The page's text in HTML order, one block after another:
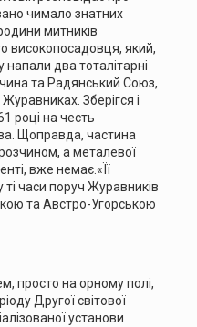
чимало знатних
митників
високопосадовця, який,
два тоталітарні
та Радянський Союз,
Зберігся і
році на честь
Щоправда, частина
а металевої
вже немає.«Її
часи поруч Журавників
та Австро-Угорською
просто на орному полі,
Другої світової
установи